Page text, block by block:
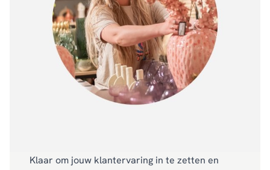
Klaar om jouw klantervaring in te zetten en